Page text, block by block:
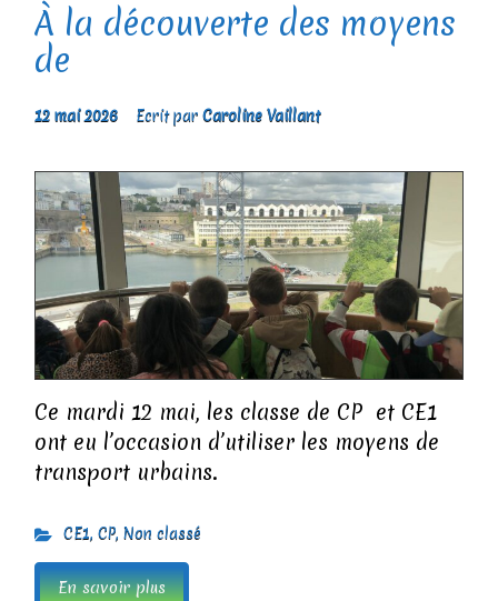
À la découverte des moyens
de
12 mai 2026 Ecrit par Caroline Vaillant
Ce mardi 12 mai, les classe de CP et CE1
ont eu l’occasion d’utiliser les moyens de
transport urbains.
CE1, CP, Non classé
En savoir plus